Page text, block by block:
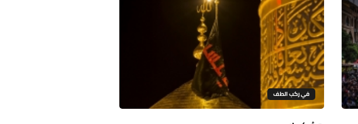
في ركب الطف